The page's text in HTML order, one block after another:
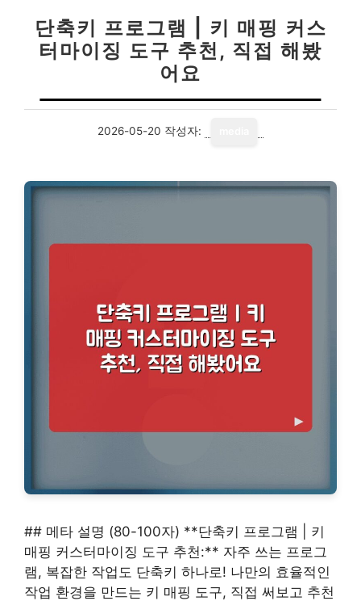
단축키 프로그램 | 키 매핑 커스
터마이징 도구 추천, 직접 해봤
어요
2026-05-20 작성자:
## 메타 설명 (80-100자) **단축키 프로그램 | 키
매핑 커스터마이징 도구 추천:** 자주 쓰는 프로그
램, 복잡한 작업도 단축키 하나로! 나만의 효율적인
작업 환경을 만드는 키 매핑 도구, 직접 써보고 추천